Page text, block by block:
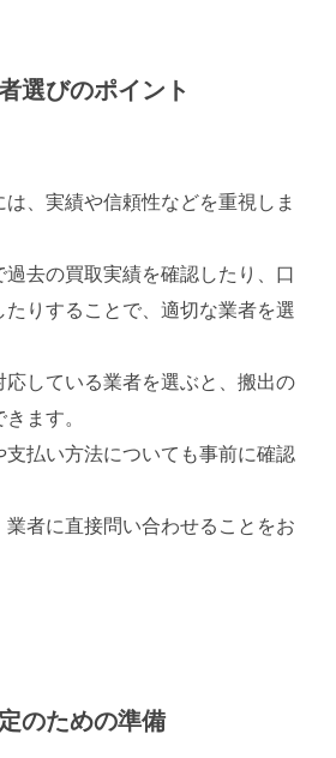
選びのポイント
、実績や信頼性などを重視しま
去の買取実績を確認したり、口
たりすることで、適切な業者を選
応している業者を選ぶと、搬出の
ます。
支払い方法についても事前に確認
者に直接問い合わせることをお
のための準備